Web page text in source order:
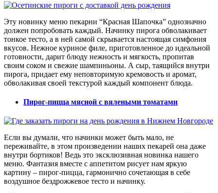
Эту новинку меню пекарни “Красная Шапочка” однозначно
должен попробовать каждый. Начинку пирога обволакивает
тонкое тесто, а в ней самой скрывается настоящая симфония
вкусов. Нежное куриное филе, приготовленное до идеальной
готовности, дарит блюду нежность и мягкость, пропитав
своим соком и свежие шампиньоны. А сыр, таящийся внутри
пирога, придает ему неповторимую кремовость и аромат,
обволакивая своей текстурой каждый компонент блюда.
Пирог-пицца мясной с вялеными томатами
Если вы думали, что начинки может быть мало, не
переживайте, в этом произведении наших пекарей она даже
внутри бортиков! Ведь это эксклюзивная новинка нашего
меню. Фантазия вместе с аппетитом рисует нам яркую
картину – пирог-пицца, гармонично сочетающая в себе
воздушное бездрожжевое тесто и начинку.